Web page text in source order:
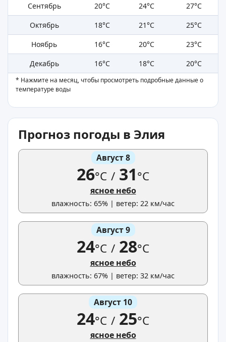
Сентябрь
20°C 24°C
27°C
Октябрь
18°C 21°C
25°C
Ноябрь
16°C 20°C
23°C
Декабрь
16°C 18°C 20°C
* Нажмите на месяц, чтобы просмотреть подробные данные о
температуре воды
Прогноз погоды в Элия
Август 8
26°C / 31°C
ясное небо
влажность: 65% | ветер: 22 км/час
Август 9
24°C / 28°C
ясное небо
влажность: 67% | ветер: 32 км/час
Август 10
24°C / 25°C
ясное небо